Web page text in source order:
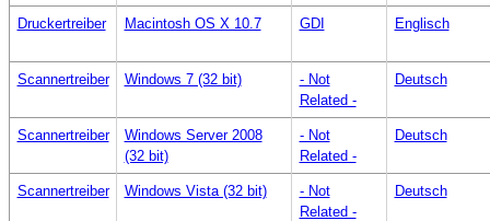
Druckertreiber Macintosh OS X 10.7 GDI Englisch
Scannertreiber Windows 7 (32 bit)
- Not
Related -
Deutsch
Scannertreiber
Windows Server 2008
(32 bit)
- Not
Related -
Deutsch
Scannertreiber Windows Vista (32 bit)
- Not
Related -
Deutsch